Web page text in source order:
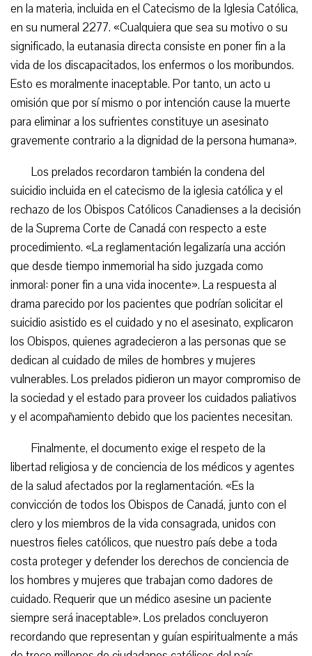
en la materia, incluida en el Catecismo de la Iglesia Católica,
en su numeral 2277. «Cualquiera que sea su motivo o su
significado, la eutanasia directa consiste en poner fin a la
vida de los discapacitados, los enfermos o los moribundos.
Esto es moralmente inaceptable. Por tanto, un acto u
omisión que por sí mismo o por intención cause la muerte
para eliminar a los sufrientes constituye un asesinato
gravemente contrario a la dignidad de la persona humana».
Los prelados recordaron también la condena del
suicidio incluida en el catecismo de la iglesia católica y el
rechazo de los Obispos Católicos Canadienses a la decisión
de la Suprema Corte de Canadá con respecto a este
procedimiento. «La reglamentación legalizaría una acción
que desde tiempo inmemorial ha sido juzgada como
inmoral: poner fin a una vida inocente». La respuesta al
drama parecido por los pacientes que podrían solicitar el
suicidio asistido es el cuidado y no el asesinato, explicaron
los Obispos, quienes agradecieron a las personas que se
dedican al cuidado de miles de hombres y mujeres
vulnerables. Los prelados pidieron un mayor compromiso de
la sociedad y el estado para proveer los cuidados paliativos
y el acompañamiento debido que los pacientes necesitan.
Finalmente, el documento exige el respeto de la
libertad religiosa y de conciencia de los médicos y agentes
de la salud afectados por la reglamentación. «Es la
convicción de todos los Obispos de Canadá, junto con el
clero y los miembros de la vida consagrada, unidos con
nuestros fieles católicos, que nuestro país debe a toda
costa proteger y defender los derechos de conciencia de
los hombres y mujeres que trabajan como dadores de
cuidado. Requerir que un médico asesine un paciente
siempre será inaceptable». Los prelados concluyeron
recordando que representan y guían espiritualmente a más